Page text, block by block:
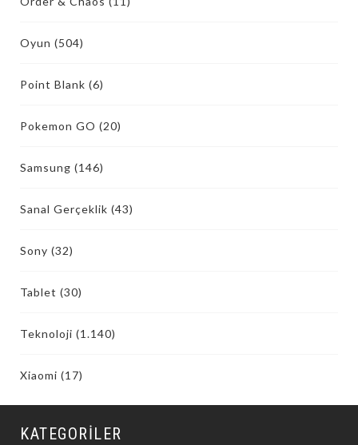
Oyun (504)
Point Blank (6)
Pokemon GO (20)
Samsung (146)
Sanal Gerçeklik (43)
Sony (32)
Tablet (30)
Teknoloji (1.140)
Xiaomi (17)
KATEGORILER